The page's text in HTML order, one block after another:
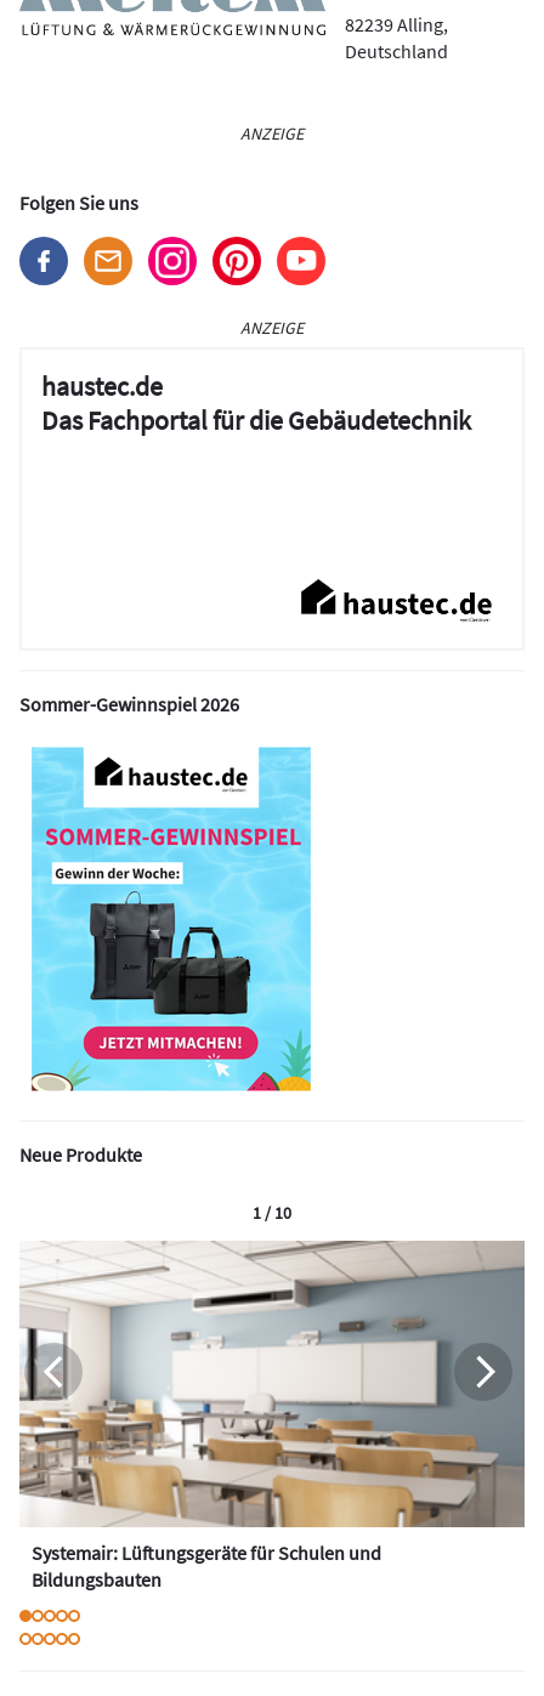
82239Alling,
Deutschland
ANZEIGE
Folgen Sie uns
ANZEIGE
haustec.de
Das Fachportal für die Gebäudetechnik
Sommer-Gewinnspiel 2026
Neue Produkte
Systemair: Lüftungsgeräte für Schulen und
Bildungsbauten
1 / 10